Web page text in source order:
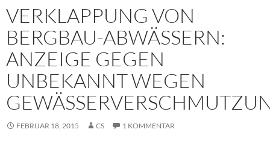
VERKLAPPUNG VON
BERGBAU-ABWÄSSERN:
ANZEIGE GEGEN
UNBEKANNT WEGEN
FEBRUAR 18, 2015 CS 1 KOMMENTAR